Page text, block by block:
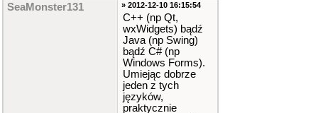
SeaMonster131 » 2012-12-10 16:15:54
C++ (np Qt,
wxWidgets) bądź
Java (np Swing)
bądź C# (np
Windows Forms).
Umiejąc dobrze
jeden z tych
języków,
praktycznie